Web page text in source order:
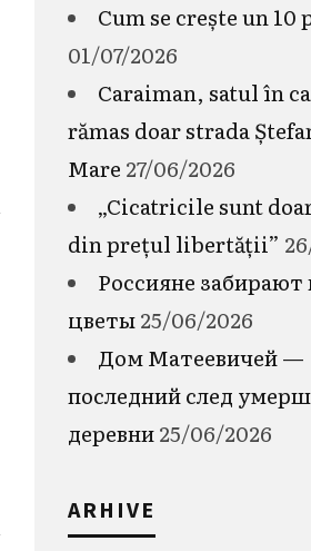
Cum se crește un 10
01/07/2026
Caraiman, satul în
rămas doar strada
Mare 27/06/2026
„Cicatricile sunt
din prețul libertății”
Россияне
цветы25/06/2026
Дом Матеевичей —
последний след
деревни25/06/2026
ARHIVE